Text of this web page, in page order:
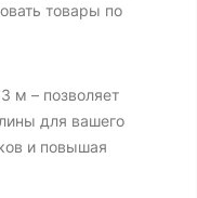
товары по
м – позволяет
для вашего
и повышая